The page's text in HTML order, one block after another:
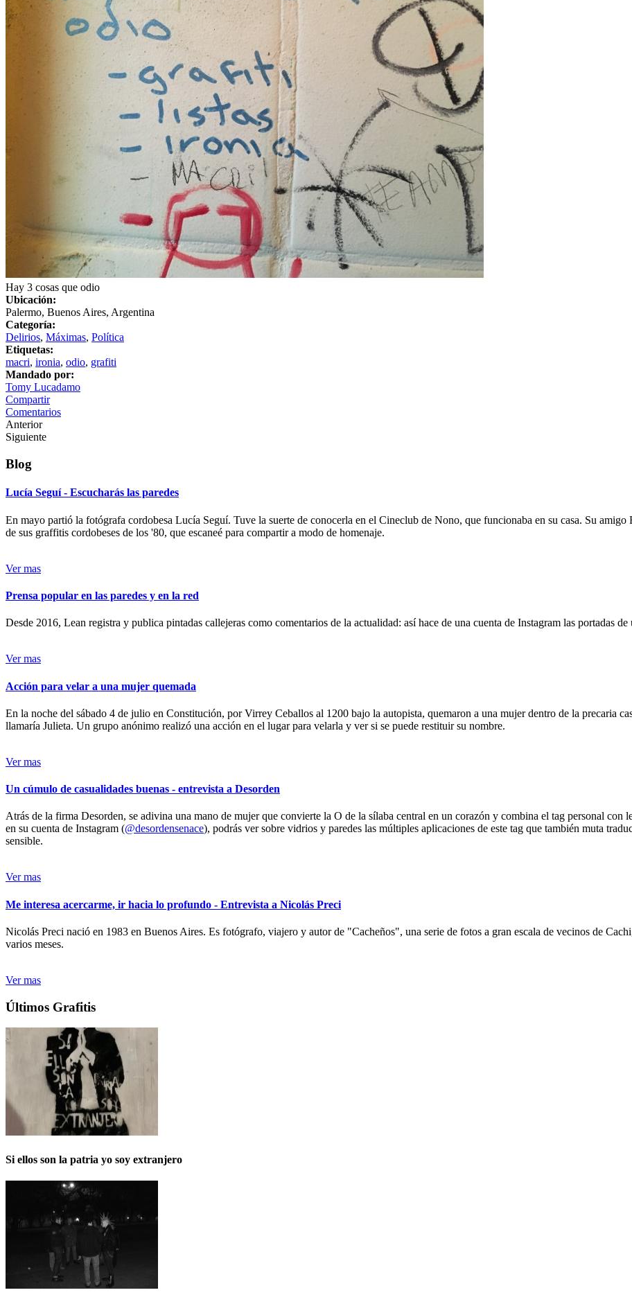
Hay 3 cosas que odio
Ubicación:
Palermo, Buenos Aires, Argentina
Categoría:
Delirios, Máximas, Política
Etiquetas:
macri, ironia, odio, grafiti
Mandado por:
Tomy Lucadamo
Compartir
Comentarios
Anterior
Siguiente
Blog
Lucía Seguí - Escucharás las paredes
En mayo partió la fotógrafa cordobesa Lucía Seguí. Tuve la suerte de conocerla en el Cineclub de Nono, que funcionaba en su casa. Su
de sus graffitis cordobeses de los '80, que escaneé para compartir a modo de homenaje.
Ver mas
Prensa popular en las paredes y en la red
Desde 2016, Lean registra y publica pintadas callejeras como comentarios de la actualidad: así hace de una cuenta de Instagram las portadas
Ver mas
Acción para velar a una mujer quemada
En la noche del sábado 4 de julio en Constitución, por Virrey Ceballos al 1200 bajo la autopista, quemaron a una mujer dentro de la precaria
llamaría Julieta. Un grupo anónimo realizó una acción en el lugar para velarla y ver si se puede restituir su nombre.
Ver mas
Un cúmulo de casualidades buenas - entrevista a Desorden
Atrás de la firma Desorden, se adivina una mano de mujer que convierte la O de la sílaba central en un corazón y combina el tag personal con
en su cuenta de Instagram (@desordensenace), podrás ver sobre vidrios y paredes las múltiples aplicaciones de este tag que también muta
sensible.
Ver mas
Me interesa acercarme, ir hacia lo profundo - Entrevista a Nicolás Preci
Nicolás Preci nació en 1983 en Buenos Aires. Es fotógrafo, viajero y autor de "Cacheños", una serie de fotos a gran escala de vecinos de
varios meses.
Ver mas
Últimos Grafitis
Si ellos son la patria yo soy extranjero